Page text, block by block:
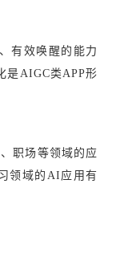
有效唤醒的能力
是AIGC类APP形
职场等领域的应
领域的AI应用有